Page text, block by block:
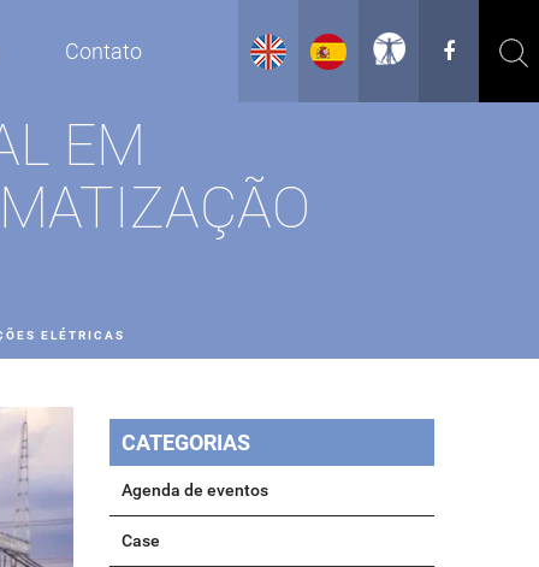
Contato
EM
ELÉTRICAS
CATEGORIAS
Agenda de eventos
Case